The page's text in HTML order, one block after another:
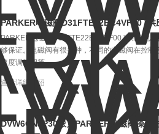
PARKER电磁阀D31FTE22BC4VF00 *供
PARKER电磁阀D31FTE22BC4VF00 *供应 电
够保证。电磁阀有很多种，不同的电磁阀在控制
速度调节阀等。
查看详细介绍
DVW6CNJP30派克PARKER电磁阀操作